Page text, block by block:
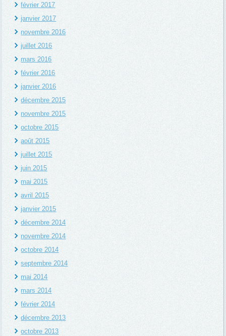
février 2017
janvier 2017
novembre 2016
juillet 2016
mars 2016
février 2016
janvier 2016
décembre 2015
novembre 2015
octobre 2015
août 2015
juillet 2015
juin 2015
mai 2015
avril 2015
janvier 2015
décembre 2014
novembre 2014
octobre 2014
septembre 2014
mai 2014
mars 2014
février 2014
décembre 2013
octobre 2013